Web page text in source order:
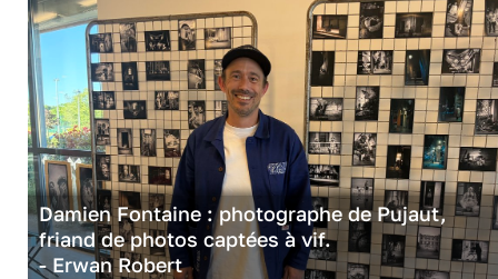
Damien Fontaine : photographe de Pujaut,
friand de photos captées à vif.
- Erwan Robert